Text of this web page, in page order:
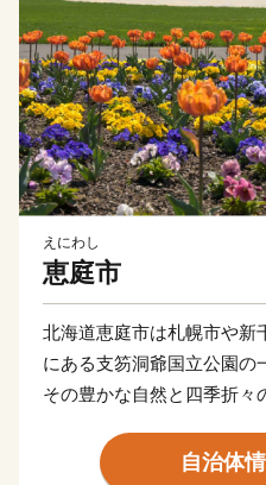
えにわし
恵庭市
北海道恵庭市は札幌市や新
にある支笏洞爺国立公園の
その豊かな自然と四季折々
花づくりが盛んで、個人の
自治体